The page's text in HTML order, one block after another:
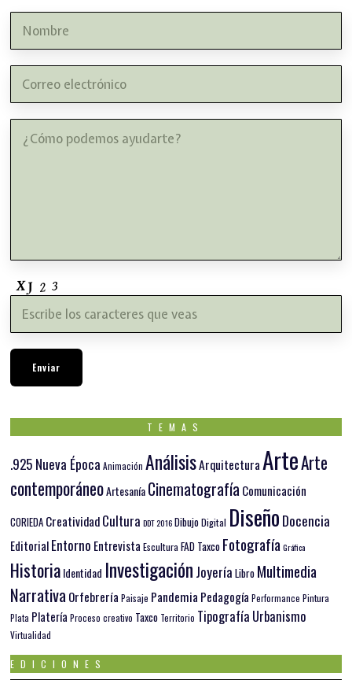
TEMAS
.925 Nueva Época Animación AnálisisArquitecturaArteArte
contemporáneoArtesaníaCinematografía Comunicación
CORIEDA CreatividadCultura DDT 2016 DibujoDigital DiseñoDocencia
EditorialEntorno Entrevista Escultura FAD Taxco Fotografía Gráfica
HistoriaIdentidad Investigación Joyería Libro Multimedia
Narrativa Orfebrería Paisaje Pandemia Pedagogía Performance Pintura
Plata Platería Proceso creativo Taxco Territorio Tipografía Urbanismo
Virtualidad
EDICIONES